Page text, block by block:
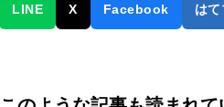
LINE X Facebook はて